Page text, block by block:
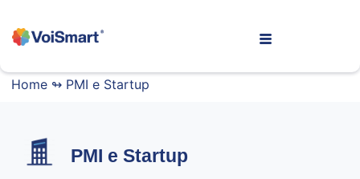
Home ↬ PMI e Startup
PMI e Startup